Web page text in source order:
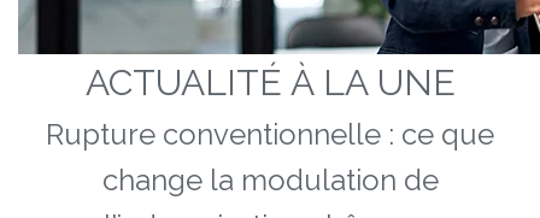
ACTUALITÉ À LA UNE
Rupture conventionnelle : ce que
change la modulation de